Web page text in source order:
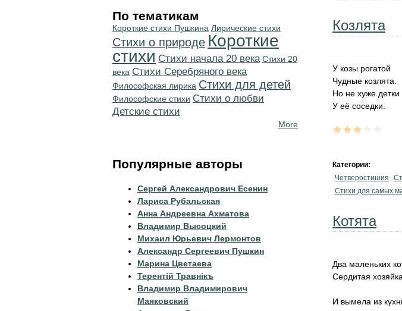
Козлята
У козы рогатой
Чудные козлята.
Но не хуже детки
У её соседки.
Категории:
Четверостишия
Стихи для самых
Котята
Два маленьких
Сердитая
И вымела из
По тематикам
Короткие стихи Пушкина Лирические стихи
Стихи о природе Короткие
стихи Cтихи начала 20 века Стихи 20
века Cтихи Серебряного века
Философская лирика Стихи для детей
Философские стихи Стихи о любви
Детские стихи
More
Популярные авторы
Сергей Александрович Есенин
Лариса Рубальская
Анна Андреевна Ахматова
Владимир Высоцкий
Михаил Юрьевич Лермонтов
Александр Сергеевич Пушкин
Марина Цветаева
Терентiй Травнiкъ
Владимир Владимирович
Маяковский